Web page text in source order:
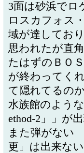
3面は砂浜で
ロスカフォス
域が達してお
思われたが直
たはずのＢＯ
が終わってく
て隠れてるの
水族館のよう
ethod-2」」が
また弾がない
更」は出来ない